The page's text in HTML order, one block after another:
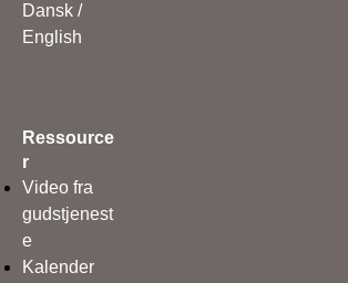
Dansk /
English
Ressource
r
Video fra
gudstjenest
e
Kalender